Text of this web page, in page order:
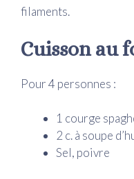
filaments.
Cuisson au
Pour 4 personnes :
1 courge
2 c. à soupe
Sel, poivre